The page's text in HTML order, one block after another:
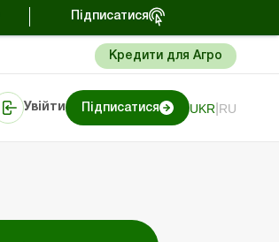
Підписатися
Кредити для Агро
Увійти Підписатися UKR RU